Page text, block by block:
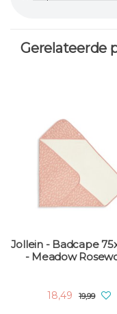
Gerelateerde
Jollein - Badcape
- Meadow
18,49 19,99